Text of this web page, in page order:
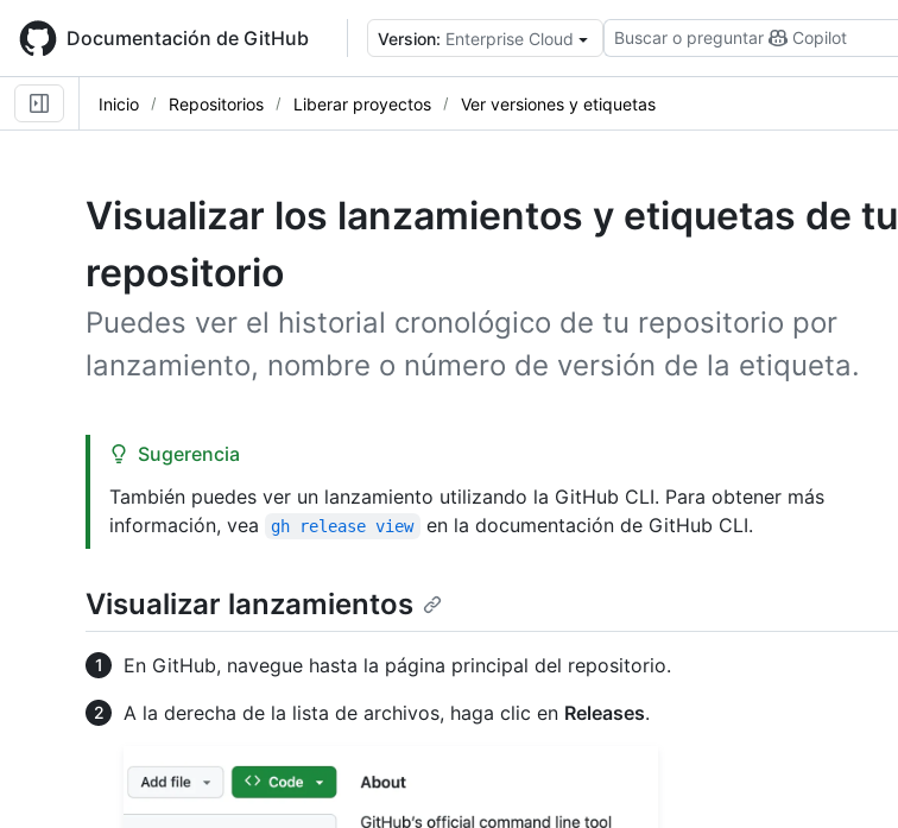
main
content
Documentación de GitHub Version: Enterprise Cloud Buscar o preguntar Copilot
Inicio Repositorios Liberar proyectos Ver versiones y etiquetas
Visualizar los lanzamientos y etiquetas de tu
repositorio
Puedes ver el historial cronológico de tu repositorio por
lanzamiento, nombre o número de versión de la etiqueta.
Sugerencia
También puedes ver un lanzamiento utilizando la GitHub CLI. Para obtener más
información, vea
gh release view en la documentación de GitHub CLI.
Visualizar lanzamientos
En GitHub, navegue hasta la página principal del repositorio.
A la derecha de la lista de archivos, haga clic en Releases.